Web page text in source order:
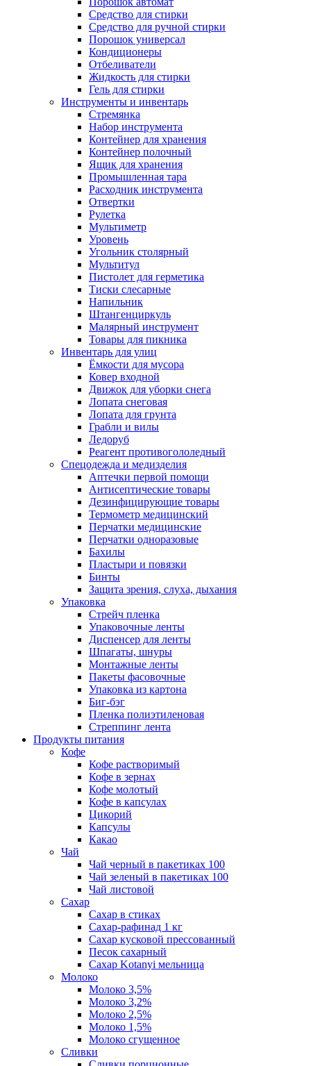
Средство для стирки
Средство для ручной стирки
Порошок универсал
Кондиционеры
Отбеливатели
Жидкость для стирки
Гель для стирки
Инструменты и инвентарь
Стремянка
Набор инструмента
Контейнер для хранения
Контейнер полочный
Ящик для хранения
Промышленная тара
Расходник инструмента
Отвертки
Рулетка
Мультиметр
Уровень
Угольник столярный
Мультитул
Пистолет для герметика
Тиски слесарные
Напильник
Штангенциркуль
Малярный инструмент
Товары для пикника
Инвентарь для улиц
Ёмкости для мусора
Ковер входной
Движок для уборки снега
Лопата снеговая
Лопата для грунта
Грабли и вилы
Ледоруб
Реагент противогололедный
Спецодежда и медизделия
Аптечки первой помощи
Антисептические товары
Дезинфицирующие товары
Термометр медицинский
Перчатки медицинские
Перчатки одноразовые
Бахилы
Пластыри и повязки
Бинты
Защита зрения, слуха, дыхания
Упаковка
Стрейч пленка
Упаковочные ленты
Диспенсер для ленты
Шпагаты, шнуры
Монтажные ленты
Пакеты фасовочные
Упаковка из картона
Биг-бэг
Пленка полиэтиленовая
Стреппинг лента
Продукты питания
Кофе
Кофе растворимый
Кофе в зернах
Кофе молотый
Кофе в капсулах
Цикорий
Капсулы
Какао
Чай
Чай черный в пакетиках 100
Чай зеленый в пакетиках 100
Чай листовой
Сахар
Сахар в стиках
Сахар-рафинад 1 кг
Сахар кусковой прессованный
Песок сахарный
Сахар Kotanyi мельница
Молоко
Молоко 3,5%
Молоко 3,2%
Молоко 2,5%
Молоко 1,5%
Молоко сгущенное
Сливки